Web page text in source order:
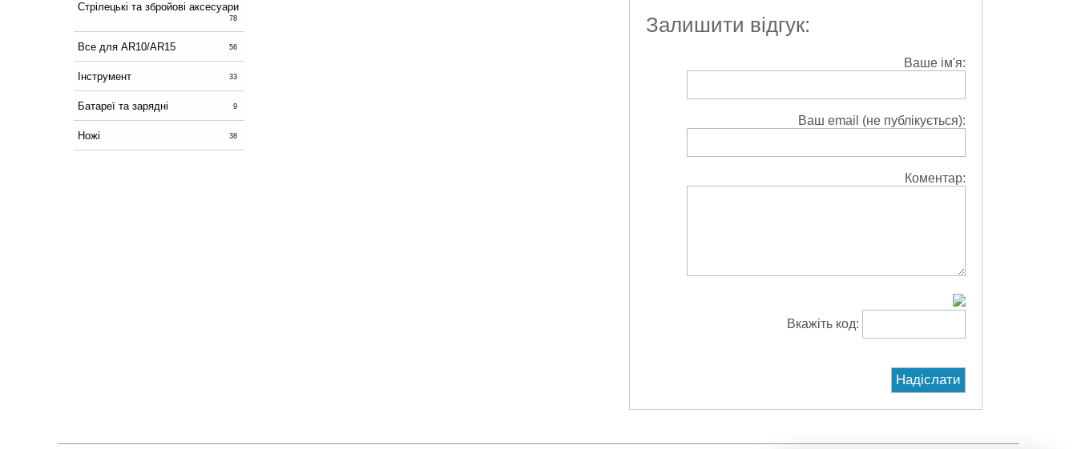
Стрілецькі та збройові аксесуари
78
Все для AR10/AR15 56
Інструмент 33
Батареї та зарядні 9
Ножі 38
Залишити відгук:
Ваше ім'я:
Ваш email (не публікується):
Коментар:
Вкажіть код: